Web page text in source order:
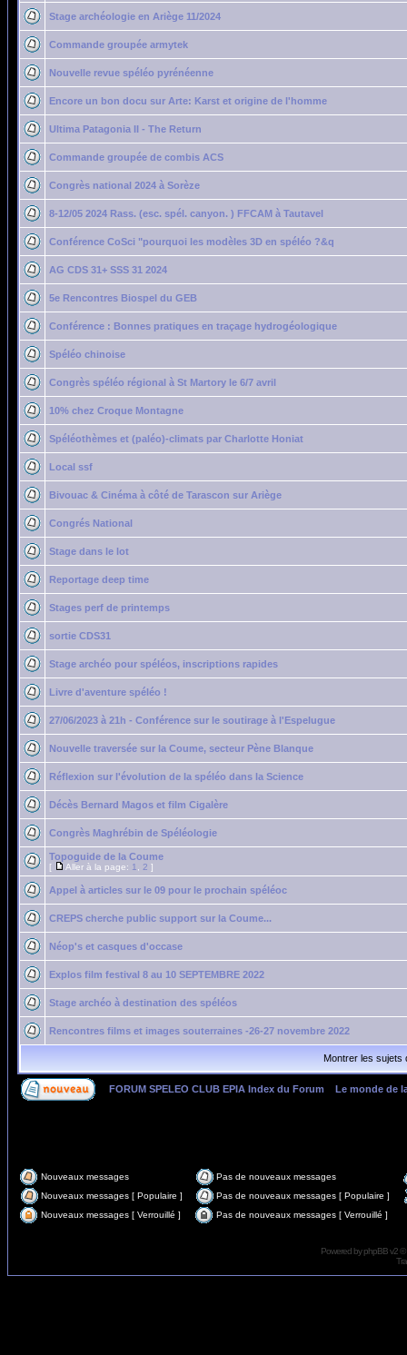
Stage archéologie en Ariège 11/2024
Commande groupée armytek
Nouvelle revue spéléo pyrénéenne
Encore un bon docu sur Arte: Karst et origine de l'homme
Ultima Patagonia II - The Return
Commande groupée de combis ACS
Congrès national 2024 à Sorèze
8-12/05 2024 Rass. (esc. spél. canyon. ) FFCAM à Tautavel
Conférence CoSci "pourquoi les modèles 3D en spéléo ?&q
AG CDS 31+ SSS 31 2024
5e Rencontres Biospel du GEB
Conférence : Bonnes pratiques en traçage hydrogéologique
Spéléo chinoise
Congrès spéléo régional à St Martory le 6/7 avril
10% chez Croque Montagne
Spéléothèmes et (paléo)-climats par Charlotte Honiat
Local ssf
Bivouac & Cinéma à côté de Tarascon sur Ariège
Congrés National
Stage dans le lot
Reportage deep time
Stages perf de printemps
sortie CDS31
Stage archéo pour spéléos, inscriptions rapides
Livre d'aventure spéléo !
27/06/2023 à 21h - Conférence sur le soutirage à l'Espelugue
Nouvelle traversée sur la Coume, secteur Pène Blanque
Réflexion sur l'évolution de la spéléo dans la Science
Décès Bernard Magos et film Cigalère
Congrès Maghrébin de Spéléologie
Topoguide de la Coume
[ Aller à la page: 1 2 ]
Appel à articles sur le 09 pour le prochain spéléoc
CREPS cherche public support sur la Coume...
Néop's et casques d'occase
Explos film festival 8 au 10 SEPTEMBRE 2022
Stage archéo à destination des spéléos
Rencontres films et images souterraines -26-27 novembre 2022
Montrer les sujets
FORUM SPELEO CLUB EPIA Index du Forum Le monde de
Nouveaux messages
Pas de nouveaux messages
Nouveaux messages [ Populaire ]
Pas de nouveaux messages [ Populaire ]
Nouveaux messages [ Verrouillé ]
Pas de nouveaux messages [ Verrouillé ]
Powered byphpBBv2 ©